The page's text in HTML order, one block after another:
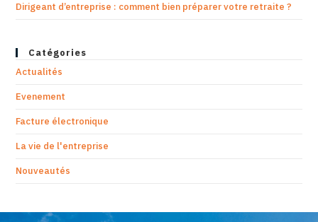
Dirigeant d’entreprise : comment bien préparer votre retraite ?
Catégories
Actualités
Evenement
Facture électronique
La vie de l'entreprise
Nouveautés